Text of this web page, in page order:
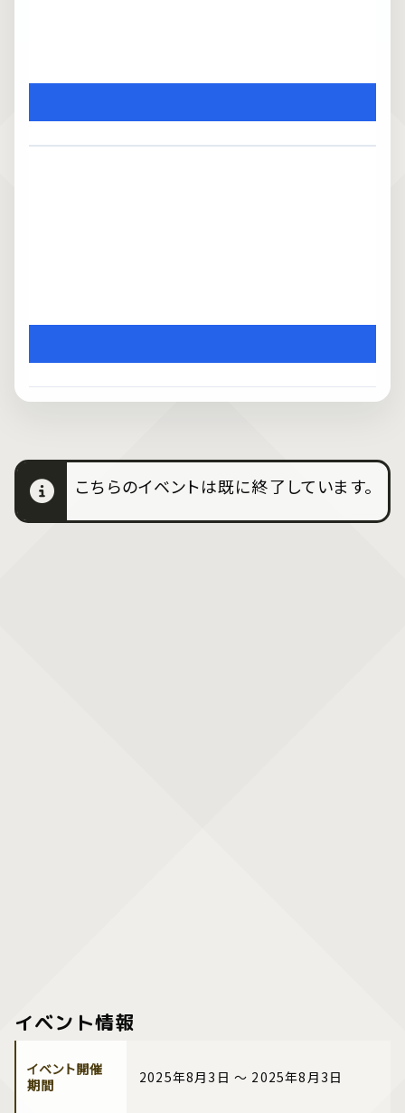
こちらのイベントは既に終了しています。
イベント情報
イベント開催
期間
2025年8月3日 ～ 2025年8月3日